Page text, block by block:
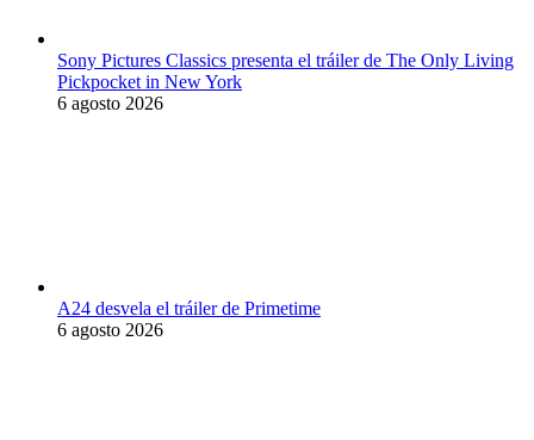
Sony Pictures Classics presenta el tráiler de The Only Living
Pickpocket in New York
6 agosto 2026
A24 desvela el tráiler de Primetime
6 agosto 2026